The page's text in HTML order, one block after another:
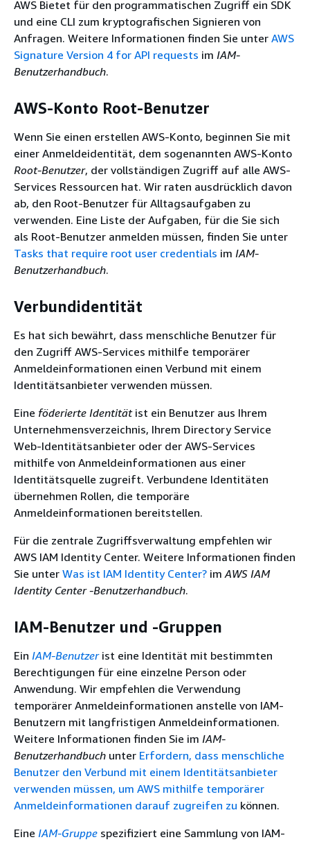
AWS Bietet für den programmatischen Zugriff ein SDK
und eine CLI zum kryptografischen Signieren von
Anfragen. Weitere Informationen finden Sie unter AWS
Signature Version 4 for API requests im IAM-
Benutzerhandbuch.
AWS-Konto Root-Benutzer
Wenn Sie einen erstellen AWS-Konto, beginnen Sie mit
einer Anmeldeidentität, dem sogenannten AWS-Konto
Root-Benutzer, der vollständigen Zugriff auf alle AWS-
Services Ressourcen hat. Wir raten ausdrücklich davon
ab, den Root-Benutzer für Alltagsaufgaben zu
verwenden. Eine Liste der Aufgaben, für die Sie sich
als Root-Benutzer anmelden müssen, finden Sie unter
Tasks that require root user credentials im IAM-
Benutzerhandbuch.
Verbundidentität
Es hat sich bewährt, dass menschliche Benutzer für
den Zugriff AWS-Services mithilfe temporärer
Anmeldeinformationen einen Verbund mit einem
Identitätsanbieter verwenden müssen.
Eine föderierte Identitätist ein Benutzer aus Ihrem
Unternehmensverzeichnis, Ihrem Directory Service
Web-Identitätsanbieter oder der AWS-Services
mithilfe von Anmeldeinformationen aus einer
Identitätsquelle zugreift. Verbundene Identitäten
übernehmen Rollen, die temporäre
Anmeldeinformationen bereitstellen.
Für die zentrale Zugriffsverwaltung empfehlen wir
AWS IAM Identity Center. Weitere Informationen finden
Sie unter Was ist IAM Identity Center? imAWS IAM
Identity Center -Benutzerhandbuch.
IAM-Benutzer und -Gruppen
Ein IAM-Benutzerist eine Identität mit bestimmten
Berechtigungen für eine einzelne Person oder
Anwendung. Wir empfehlen die Verwendung
temporärer Anmeldeinformationen anstelle von IAM-
Benutzern mit langfristigen Anmeldeinformationen.
Weitere Informationen finden Sie im IAM-
Benutzerhandbuch unter Erfordern, dass menschliche
Benutzer den Verbund mit einem Identitätsanbieter
verwenden müssen, um AWS mithilfe temporärer
Anmeldeinformationen darauf zugreifen zu können.
Eine IAM-Gruppe spezifiziert eine Sammlung von IAM-